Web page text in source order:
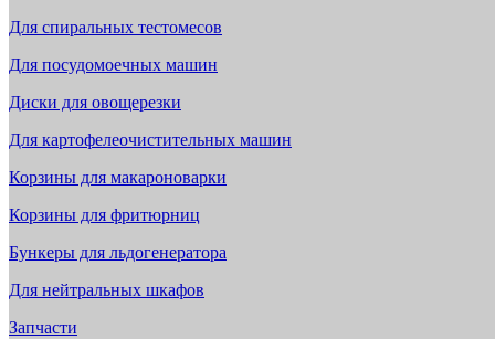
Для спиральных тестомесов
Для посудомоечных машин
Диски для овощерезки
Для картофелеочистительных машин
Корзины для макароноварки
Корзины для фритюрниц
Бункеры для льдогенератора
Для нейтральных шкафов
Запчасти